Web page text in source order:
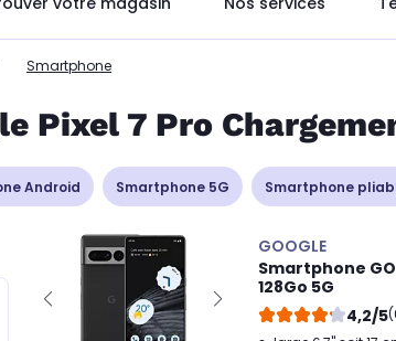
Smartphone
Pixel 7 Pro
Android Smartphone 5G Smartphone
GOOGLE
Smartphone
128Go 5G
4,2/5